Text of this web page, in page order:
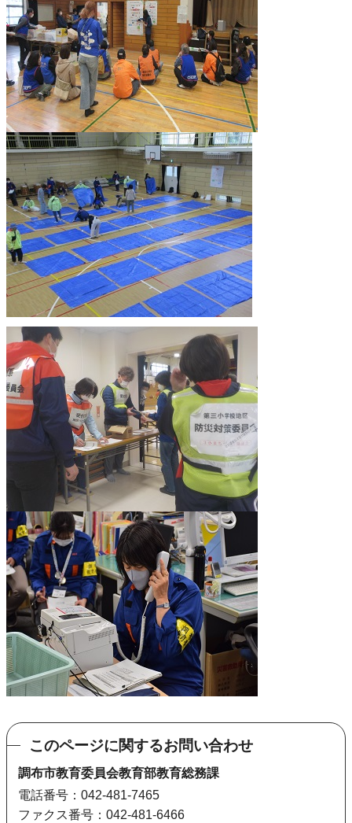
このページに関するお問い合わせ
調布市教育委員会教育部教育総務課
電話番号：042-481-7465
ファクス番号：042-481-6466